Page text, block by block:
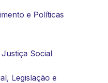
e Políticas
Social
Legislação e